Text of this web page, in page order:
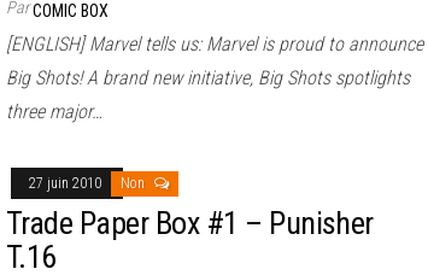
ParCOMIC BOX
[ENGLISH] Marvel tells us: Marvel is proud to announce
Big Shots! A brand new initiative, Big Shots spotlights
three major…
27 juin 2010 Non
Trade Paper Box #1 – Punisher
T.16